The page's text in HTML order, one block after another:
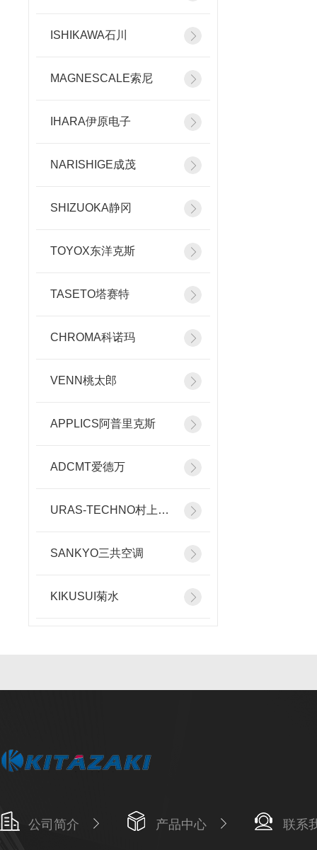
ISHIKAWA石川
MAGNESCALE索尼
IHARA伊原电子
NARISHIGE成茂
SHIZUOKA静冈
TOYOX东洋克斯
TASETO塔赛特
CHROMA科诺玛
VENN桃太郎
APPLICS阿普里克斯
ADCMT爱德万
URAS-TECHNO村上精机
SANKYO三共空调
KIKUSUI菊水
公司简介 产品中心 联系